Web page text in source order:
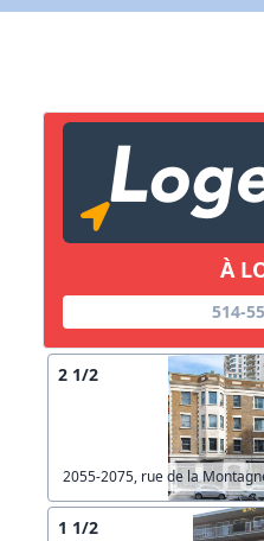
À
514-
2 1/2
2055-2075, rue de la
1 1/2
Copier lien